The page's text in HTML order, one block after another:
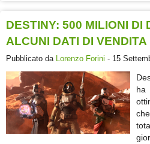
DESTINY: 500 MILIONI DI
ALCUNI DATI DI
Pubblicato da Lorenzo Forini - 15
ha